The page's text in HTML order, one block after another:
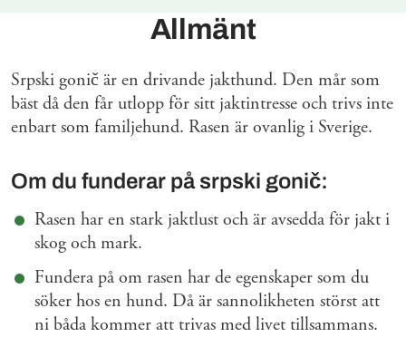
Allmänt
Srpski gonič är en drivande jakthund. Den mår som
bäst då den får utlopp för sitt jaktintresse och trivs inte
enbart som familjehund. Rasen är ovanlig i Sverige.
Om du funderar på srpski gonič:
Rasen har en stark jaktlust och är avsedda för jakt i
skog och mark.
Fundera på om rasen har de egenskaper som du
söker hos en hund. Då är sannolikheten störst att
ni båda kommer att trivas med livet tillsammans.